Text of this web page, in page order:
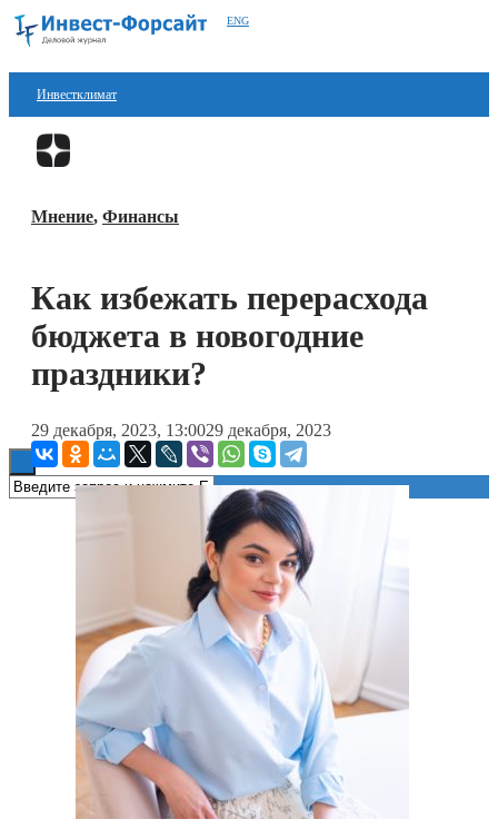
ENG
Инвестклимат
Финансы
Блокчейн
Мнение, Финансы
Как избежать перерасхода
бюджета в новогодние
праздники?
29 декабря, 2023, 13:0029 декабря, 2023